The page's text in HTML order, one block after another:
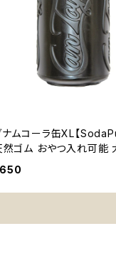
ムコーラ缶XL【
然ゴム おやつ入れ可能
ちゃ 知育玩具